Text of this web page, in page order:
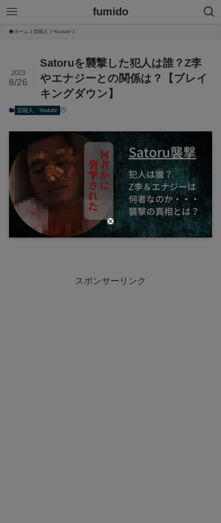
fumido
ホーム 芸能人 Youtubr
Satoruを襲撃した犯人は誰？Z李
やエナジーとの関係は？【ブレイ
キングダウン】
2023
8/26
芸能人 Youtubr
スポンサーリンク